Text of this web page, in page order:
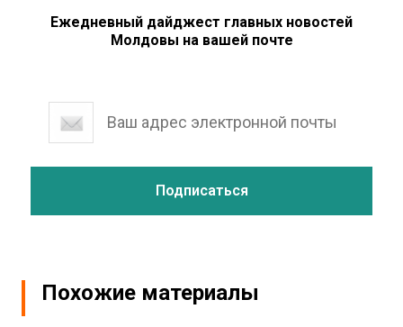
Ежедневный дайджест главных новостей
Молдовы на вашей почте
Похожие материалы